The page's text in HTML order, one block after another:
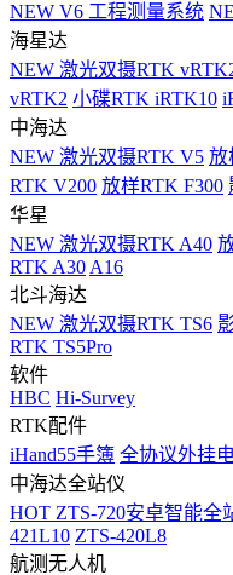
NEW V6 工程测量系统
海星达
NEW 激光双摄RTK
vRTK2 小碟RTK iRTK10
中海达
NEW 激光双摄RTK V5 放
RTK V200 放样RTK F300
华星
NEW 激光双摄RTK A40
RTK A30 A16
北斗海达
NEW 激光双摄RTK TS6
RTK TS5Pro
软件
HBC Hi-Survey
RTK配件
iHand55手簿 全协议外挂
中海达全站仪
HOT ZTS-720安卓智能全
421L10 ZTS-420L8
航测无人机